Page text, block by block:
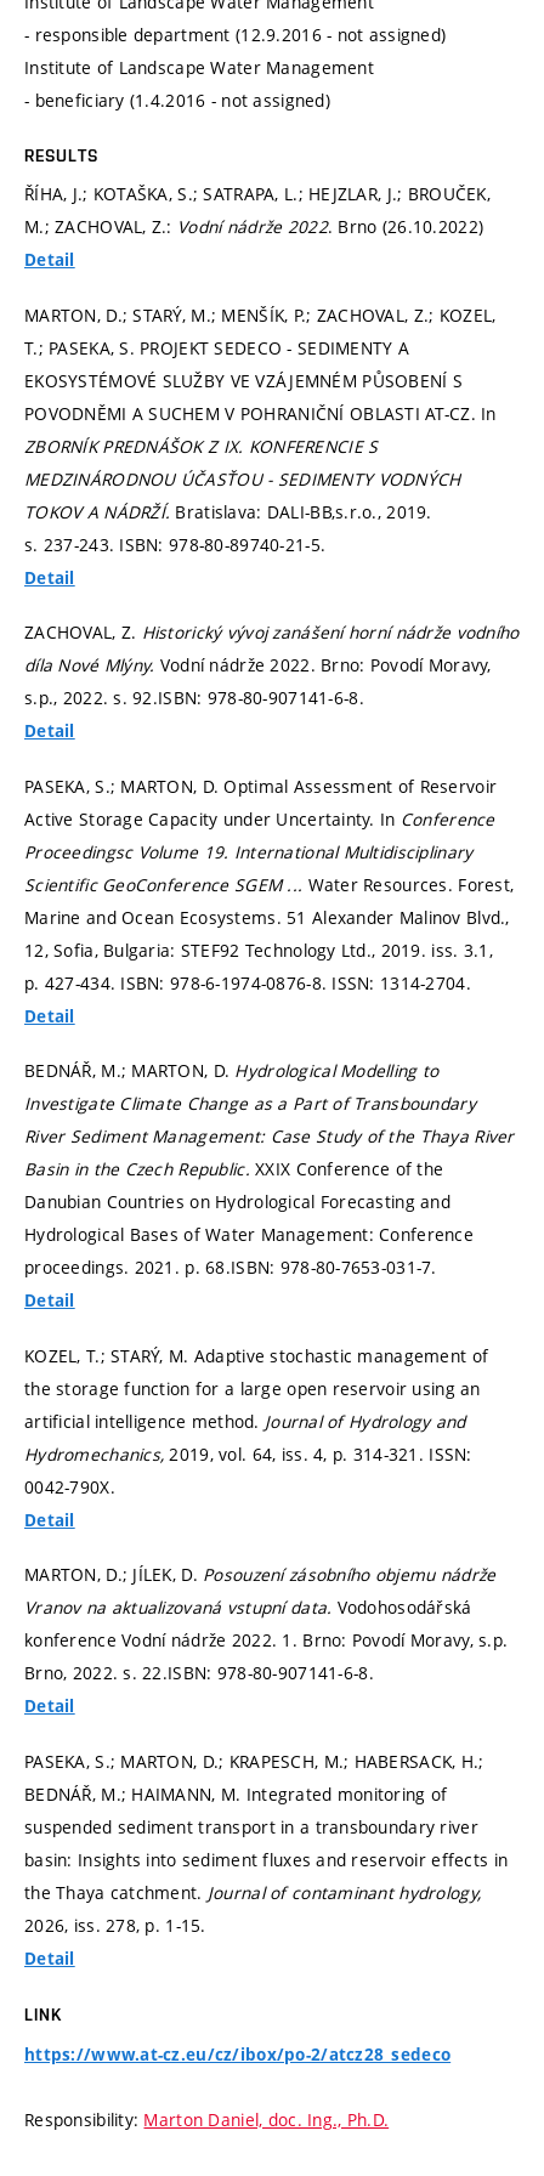
- responsible department (12.9.2016 - not assigned)
Institute of Landscape Water Management
- beneficiary (1.4.2016 - not assigned)
RESULTS
ŘÍHA, J.; KOTAŠKA, S.; SATRAPA, L.; HEJZLAR, J.; BROUČEK,
M.; ZACHOVAL, Z.: Vodní nádrže 2022. Brno (26.10.2022)
Detail
MARTON, D.; STARÝ, M.; MENŠÍK, P.; ZACHOVAL, Z.; KOZEL,
T.; PASEKA, S. PROJEKT SEDECO - SEDIMENTY A
EKOSYSTÉMOVÉ SLUŽBY VE VZÁJEMNÉM PŮSOBENÍ S
POVODNĚMI A SUCHEM V POHRANIČNÍ OBLASTI AT-CZ. In
ZBORNÍK PREDNÁŠOK Z IX. KONFERENCIE S
MEDZINÁRODNOU ÚČASŤOU - SEDIMENTY VODNÝCH
TOKOV A NÁDRŽÍ. Bratislava: DALI-BB,s.r.o., 2019.
s. 237-243. ISBN: 978-80-89740-21-5.
Detail
ZACHOVAL, Z. Historický vývoj zanášení horní nádrže vodního
díla Nové Mlýny. Vodní nádrže 2022. Brno: Povodí Moravy,
s.p., 2022.s. 92.ISBN: 978-80-907141-6-8.
Detail
PASEKA, S.; MARTON, D. Optimal Assessment of Reservoir
Active Storage Capacity under Uncertainty. In Conference
Proceedingsc Volume 19. International Multidisciplinary
Scientific GeoConference SGEM ... Water Resources. Forest,
Marine and Ocean Ecosystems. 51 Alexander Malinov Blvd.,
12, Sofia, Bulgaria: STEF92 Technology Ltd., 2019. iss. 3.1,
p. 427-434. ISBN: 978-6-1974-0876-8. ISSN: 1314-2704.
Detail
BEDNÁŘ, M.; MARTON, D. Hydrological Modelling to
Investigate Climate Change as a Part of Transboundary
River Sediment Management: Case Study of the Thaya River
Basin in the Czech Republic.XXIX Conference of the
Danubian Countries on Hydrological Forecasting and
Hydrological Bases of Water Management: Conference
proceedings. 2021. p. 68.ISBN: 978-80-7653-031-7.
Detail
KOZEL, T.; STARÝ, M. Adaptive stochastic management of
the storage function for a large open reservoir using an
artificial intelligence method. Journal of Hydrology and
Hydromechanics, 2019, vol. 64, iss. 4, p. 314-321. ISSN:
0042-790X.
Detail
MARTON, D.; JÍLEK, D. Posouzení zásobního objemu nádrže
Vranov na aktualizovaná vstupní data. Vodohosodářská
konference Vodní nádrže 2022. 1. Brno: Povodí Moravy, s.p.
Brno, 2022.s. 22.ISBN: 978-80-907141-6-8.
Detail
PASEKA, S.; MARTON, D.; KRAPESCH, M.; HABERSACK, H.;
BEDNÁŘ, M.; HAIMANN, M. Integrated monitoring of
suspended sediment transport in a transboundary river
basin: Insights into sediment fluxes and reservoir effects in
the Thaya catchment. Journal of contaminant hydrology,
2026, iss. 278, p. 1-15.
Detail
LINK
https://www.at-cz.eu/cz/ibox/po-2/atcz28_sedeco
Responsibility: Marton Daniel, doc. Ing., Ph.D.